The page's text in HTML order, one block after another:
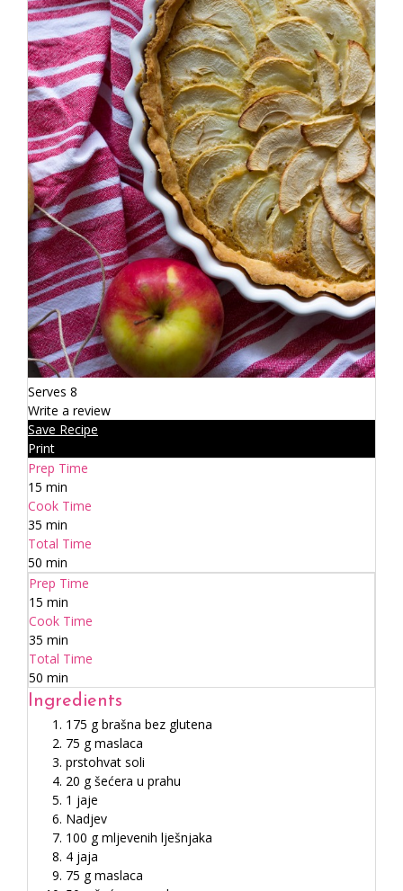
Serves 8
Write a review
Save Recipe
Print
Prep Time
15 min
Cook Time
35 min
Total Time
50 min
Prep Time
15 min
Cook Time
35 min
Total Time
50 min
Ingredients
175 g brašna bez glutena
75 g maslaca
prstohvat soli
20 g šećera u prahu
1 jaje
Nadjev
100 g mljevenih lješnjaka
4 jaja
75 g maslaca